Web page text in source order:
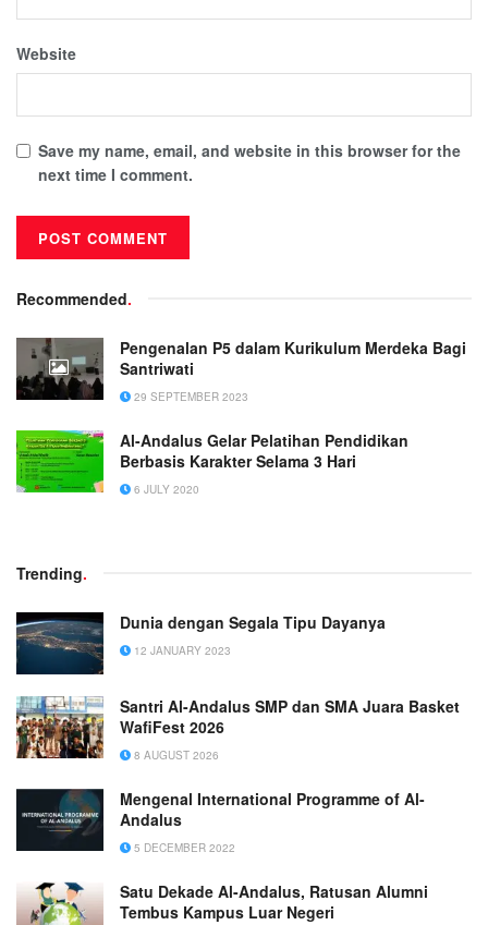
Website
Save my name, email, and website in this browser for the
next time I comment.
Recommended.
Pengenalan P5 dalam Kurikulum Merdeka Bagi
Santriwati
29 SEPTEMBER 2023
Al-Andalus Gelar Pelatihan Pendidikan
Berbasis Karakter Selama 3 Hari
6 JULY 2020
Trending.
Dunia dengan Segala Tipu Dayanya
12 JANUARY 2023
Santri Al-Andalus SMP dan SMA Juara Basket
WafiFest 2026
8 AUGUST 2026
Mengenal International Programme of Al-
Andalus
5 DECEMBER 2022
Satu Dekade Al-Andalus, Ratusan Alumni
Tembus Kampus Luar Negeri